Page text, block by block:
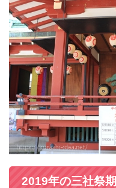
2019年の三社祭